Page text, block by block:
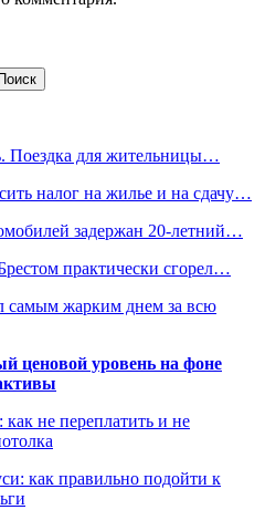
Поездка для жительницы…
налог на жилье и на сдачу…
задержан 20-летний…
практически сгорел…
самым жарким днем за всю
ценовой уровень на фоне
не переплатить и не
как правильно подойти к